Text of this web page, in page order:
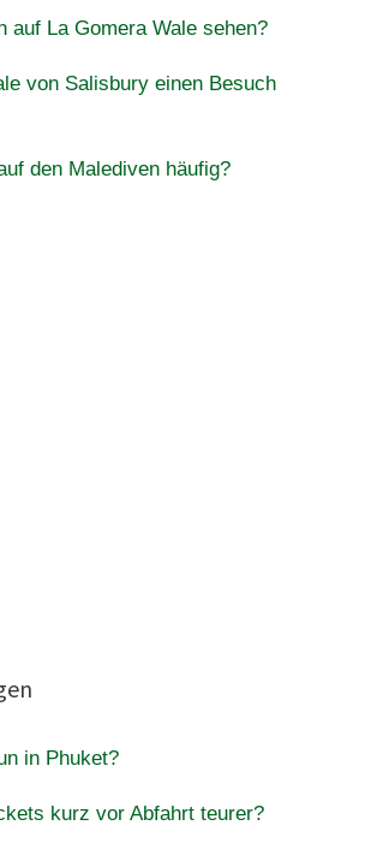
auf La Gomera Wale sehen?
von Salisbury einen Besuch
den Malediven häufig?
in Phuket?
kurz vor Abfahrt teurer?